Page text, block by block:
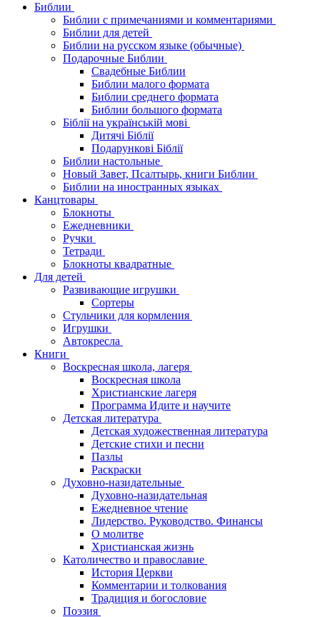
Библии
Библии с примечаниями и комментариями
Библии для детей
Библии на русском языке (обычные)
Подарочные Библии
Свадебные Библии
Библии малого формата
Библии среднего формата
Библии большого формата
Біблії на українській мові
Дитячі Біблії
Подарункові Біблії
Библии настольные
Новый Завет, Псалтырь, книги Библии
Библии на иностранных языках
Канцтовары
Блокноты
Ежедневники
Ручки
Тетради
Блокноты квадратные
Для детей
Развивающие игрушки
Сортеры
Стульчики для кормления
Игрушки
Автокресла
Книги
Воскресная школа, лагеря
Воскресная школа
Христианские лагеря
Программа Идите и научите
Детская литература
Детская художественная литература
Детские стихи и песни
Пазлы
Раскраски
Духовно-назидательные
Духовно-назидательная
Ежедневное чтение
Лидерство. Руководство. Финансы
О молитве
Христианская жизнь
Католичество и православие
История Церкви
Комментарии и толкования
Традиция и богословие
Поэзия